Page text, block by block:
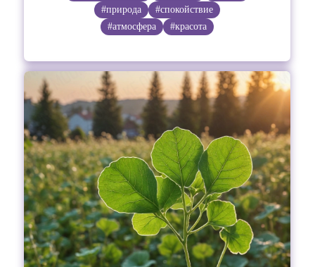
#природа
#спокойствие
#атмосфера
#красота